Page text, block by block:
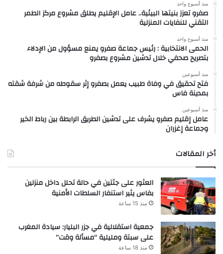
منذ أسبوع واحد
صفرو تعزز بنيتها البيئية.. عامل الإقليم يطلق مشروع مركز الطمر
التقني للنفايات المنزلية
منذ أسبوع واحد
الحمى الانتخابية : رئيس جماعة صفرو يمنع مسؤول من الإدلاء
بتصريح صحفي خلال تدشين مشروع بصفرو
منذ أسبوعين
فتح تحقيق في وفاة طبيب يعمل بصفرو إثر سقوطه من شرفة شقته
بمدينة فاس
منذ أسبوعين
عامل إقليم صفرو يشرف على تدشين الطريق الرابطة بين رباط الخير
وجماعة إغزران
أخر المقالات
العثور على جثتين في حالة تحلل داخل منزلين
بفاس يثير استنفار السلطات الأمنية
منذ 15 ساعة
جمعية استقلالية في جزر البليار: سيادة المغرب
على سبتة ومليلية “مسألة وقت”
منذ 18 ساعة